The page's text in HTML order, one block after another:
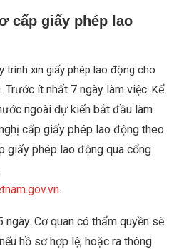
cấp giấy phép lao
trình xin giấy phép lao động cho
Trước ít nhất 7 ngày làm việc. Kể
ngoài dự kiến bắt đầu làm
cấp giấy phép lao động theo
giấy phép lao động qua cổng
.
Cơ quan có thẩm quyền sẽ
hồ sơ hợp lệ; hoặc ra thông